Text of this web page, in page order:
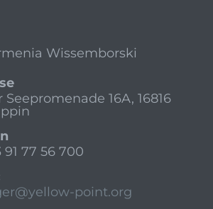
Wissemborski
Seepromenade 16A, 16816
91 77 56 700
point.org